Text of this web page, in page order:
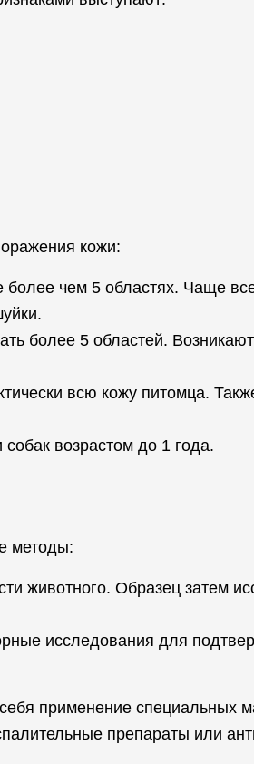
кожи:
чем 5 областях. Чаще
более 5 областей.
всю кожу питомца.
возрастом до 1 года.
методы:
животного. Образец затем
исследования для
применение специальных
препараты или